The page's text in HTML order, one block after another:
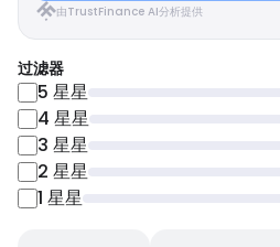
由TrustFinance AI分析提供
过滤器
5 星星
4 星星
3 星星
2 星星
1 星星